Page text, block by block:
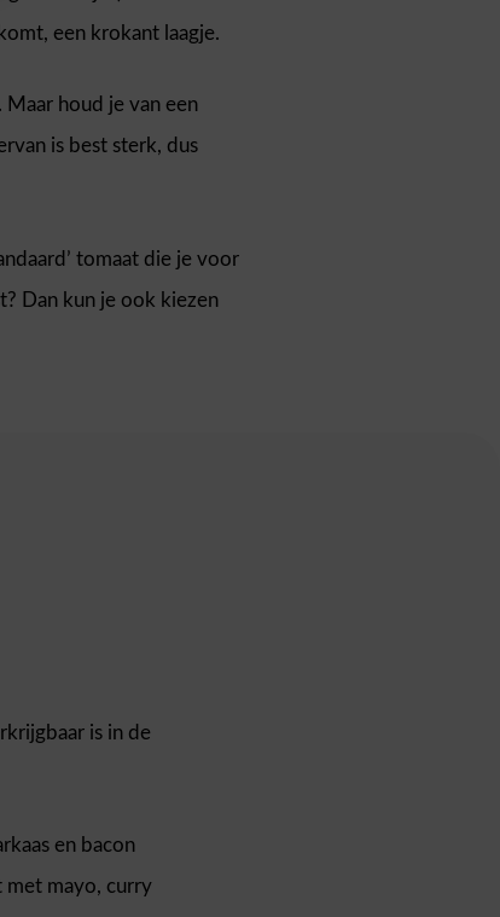
een krokant laagje.
houd je van een
is best sterk, dus
tomaat die je voor
Dan kun je ook kiezen
is in de
en bacon
met mayo, curry